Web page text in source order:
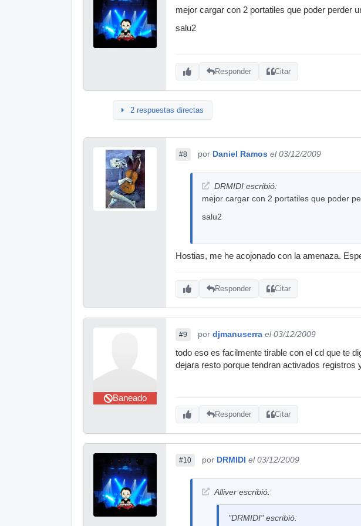
mejor cargar con 2 portatiles que poder perder
salu2
Responder Citar
2 respuestas directas
#8 por Daniel Ramos el 03/12/2009
DRMIDI escribió:
mejor cargar con 2 portatiles que poder
salu2
Hostias, me he acojonado con la amenaza.
Responder Citar
Baneado
#9 por djmanuserra el 03/12/2009
todo eso es facilmente tirable con el cd que te
dejara resto porque tendran activados registros
Responder Citar
#10 por DRMIDI el 03/12/2009
Alliver escribió:
"DRMIDI" escribió: